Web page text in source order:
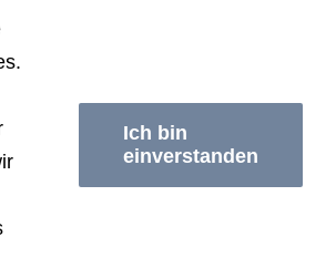
| Schwimmerei Berlin | All
|
Impressum/Datenschutzerklärung|
Ich bin
einverstanden